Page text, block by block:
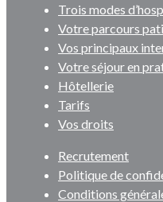
Trois modes
Votre parcours
Vos principaux
Votre séjour en
Hôtellerie
Tarifs
Vos droits
Recrutement
Politique de
Conditions